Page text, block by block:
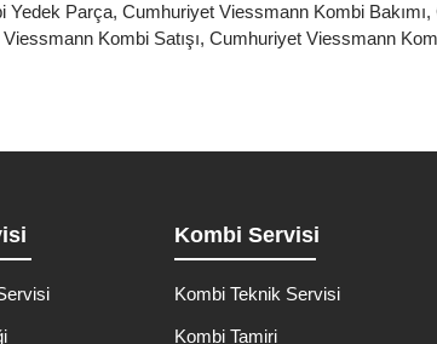
Yedek Parça, Cumhuriyet Viessmann Kombi Bakımı,
Kombi Satışı, Cumhuriyet Viessmann
Kombi Servisi
Kombi Teknik Servisi
Kombi Tamiri